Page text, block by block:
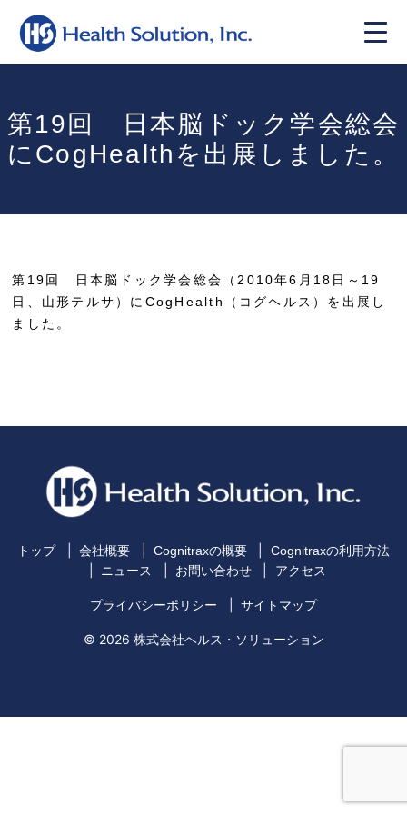
第19回 日本脳ドック学会総会
にCogHealthを出展しました。
第19回 日本脳ドック学会総会（2010年6月18日～19
日、山形テルサ）にCogHealth（コグヘルス）を出展し
ました。
トップ 会社概要 Cognitraxの概要
Cognitraxの利用方法
ニュース
お問い合わせ アクセス
プライバシーポリシー サイトマップ
© 2026 株式会社ヘルス・ソリューション